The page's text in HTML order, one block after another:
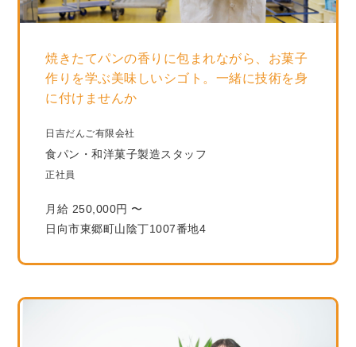
焼きたてパンの香りに包まれながら、お菓子
作りを学ぶ美味しいシゴト。一緒に技術を身
に付けませんか
日吉だんご有限会社
食パン・和洋菓子製造スタッフ
正社員
月給 250,000円 〜
日向市東郷町山陰丁1007番地4